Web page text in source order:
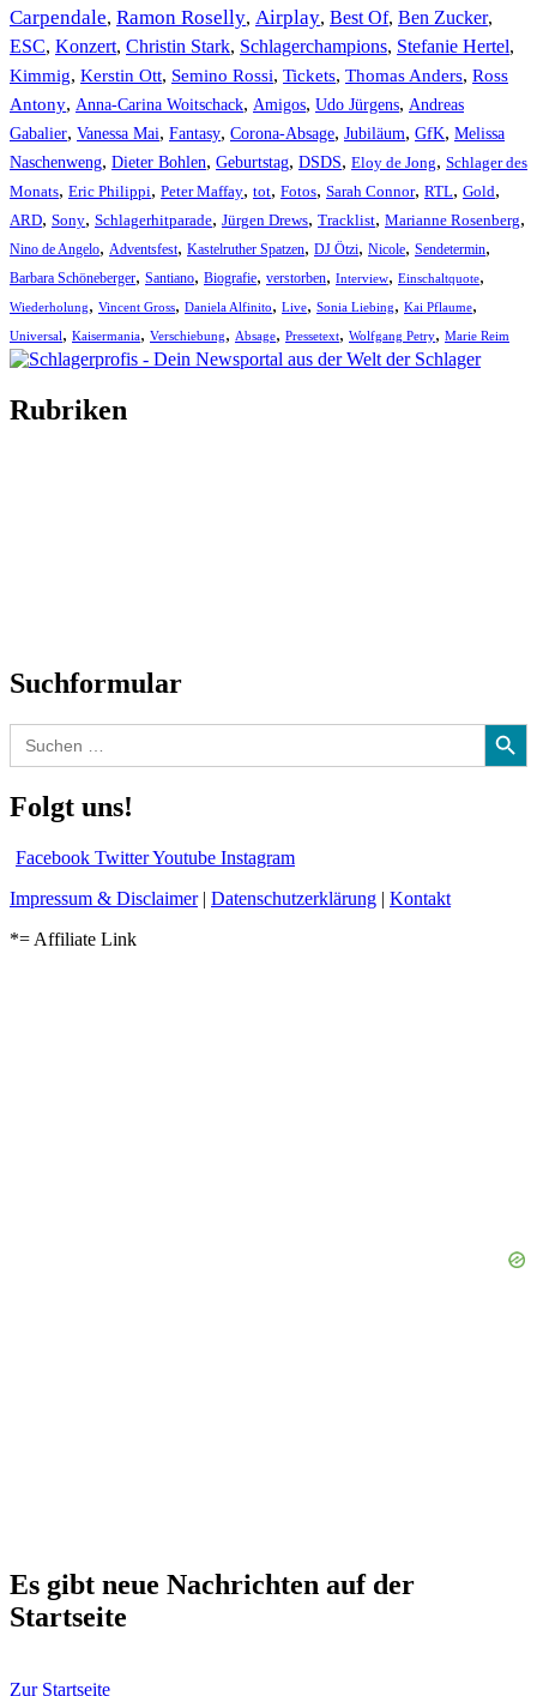
Carpendale, Ramon Roselly, Airplay, Best Of, Ben Zucker,
ESC, Konzert, Christin Stark, Schlagerchampions, Stefanie Hertel,
Kimmig, Kerstin Ott, Semino Rossi, Tickets, Thomas Anders, Ross
Antony, Anna-Carina Woitschack, Amigos, Udo Jürgens, Andreas
Gabalier, Vanessa Mai, Fantasy, Corona-Absage, Jubiläum, GfK, Melissa
Naschenweng, Dieter Bohlen, Geburtstag, DSDS, Eloy de Jong, Schlager des
Monats, Eric Philippi, Peter Maffay, tot, Fotos, Sarah Connor, RTL, Gold,
ARD, Sony, Schlagerhitparade, Jürgen Drews, Tracklist, Marianne Rosenberg,
Nino de Angelo, Adventsfest, Kastelruther Spatzen, DJ Ötzi, Nicole, Sendetermin,
Barbara Schöneberger, Santiano, Biografie, verstorben, Interview, Einschaltquote,
Wiederholung, Vincent Gross, Daniela Alfinito, Live, Sonia Liebing, Kai Pflaume,
Universal, Kaisermania, Verschiebung, Absage, Pressetext, Wolfgang Petry, Marie Reim
Rubriken
Suchformular
Search
for:
Search Button
Folgt uns!
Facebook TwitterYoutube Instagram
Impressum & Disclaimer| Datenschutzerklärung | Kontakt
*= Affiliate Link
Es gibt neue Nachrichten auf der
Startseite
Zur Startseite